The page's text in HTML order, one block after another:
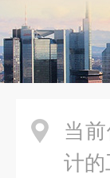
当前
计的